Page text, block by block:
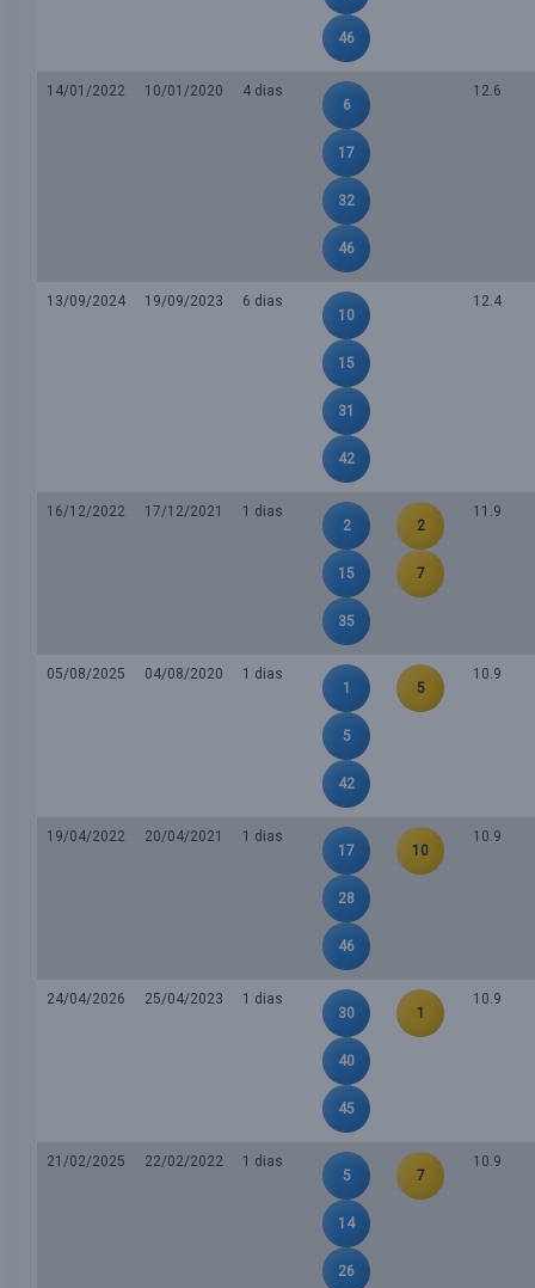
46
14/01/2022 10/01/2020
4 dias
6
17
32
46
12.6
13/09/2024 19/09/2023
6 dias
10
15
31
42
12.4
16/12/2022 17/12/2021
1 dias
2
15
35
2
7
11.9
05/08/2025 04/08/2020
1 dias
1
5
42
5
10.9
19/04/2022 20/04/2021
1 dias
17
28
46
10
10.9
24/04/2026 25/04/2023
1 dias
30
40
45
1
10.9
21/02/2025 22/02/2022
1 dias
5
14
26
7
10.9